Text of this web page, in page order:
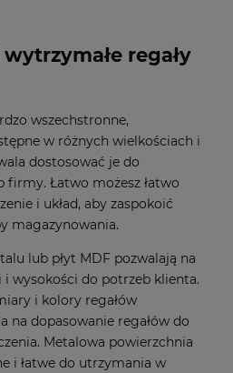
regały
wszechstronne,
w różnych wielkościach i
dostosować je do
Łatwo możesz łatwo
i układ, aby zaspokoić
magazynowania.
lub płyt MDF pozwalają na
wysokości do potrzeb klienta.
i kolory regałów
na dopasowanie regałów do
Metalowa powierzchnia
i łatwe do utrzymania w